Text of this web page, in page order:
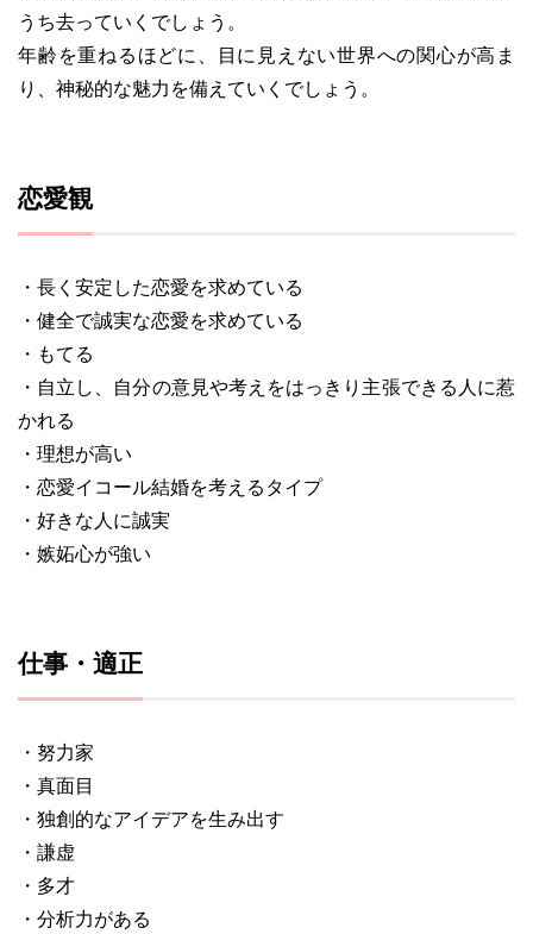
うち去っていくでしょう。
年齢を重ねるほどに、目に見えない世界への関心が高ま
り、神秘的な魅力を備えていくでしょう。
恋愛観
・長く安定した恋愛を求めている
・健全で誠実な恋愛を求めている
・もてる
・自立し、自分の意見や考えをはっきり主張できる人に惹
かれる
・理想が高い
・恋愛イコール結婚を考えるタイプ
・好きな人に誠実
・嫉妬心が強い
仕事・適正
・努力家
・真面目
・独創的なアイデアを生み出す
・謙虚
・多才
・分析力がある